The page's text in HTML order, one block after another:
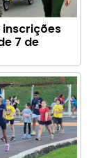
7 de